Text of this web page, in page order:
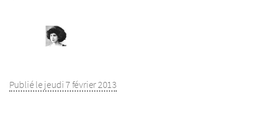
Publié le jeudi 7 février 2013